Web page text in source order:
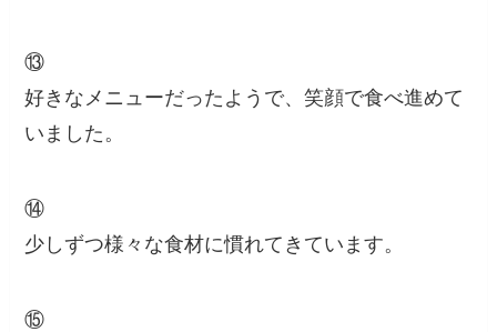
⑬
好きなメニューだったようで、笑顔で食べ進めて
いました。
⑭
少しずつ様々な食材に慣れてきています。
⑮